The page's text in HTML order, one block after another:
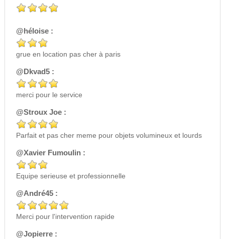
@héloise :
grue en location pas cher à paris
@Dkvad5 :
merci pour le service
@Stroux Joe :
Parfait et pas cher meme pour objets volumineux et lourds
@Xavier Fumoulin :
Equipe serieuse et professionnelle
@André45 :
Merci pour l'intervention rapide
@Jopierre :